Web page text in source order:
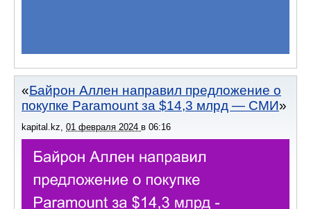
Байрон Аллен направил предложение о
покупке Paramount за $14,3 млрд — СМИ
kapital.kz, 01 февраля 2024 в 06:16